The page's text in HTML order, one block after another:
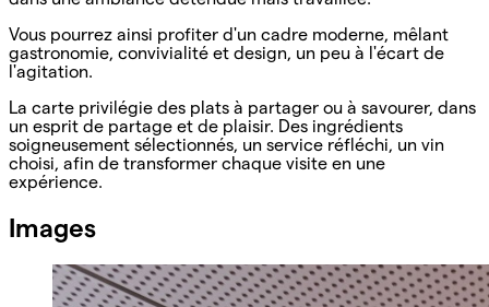
Vous pourrez ainsi profiter d'un cadre moderne, mêlant
gastronomie, convivialité et design, un peu à l'écart de
l'agitation.
La carte privilégie des plats à partager ou à savourer, dans
un esprit de partage et de plaisir. Des ingrédients
soigneusement sélectionnés, un service réfléchi, un vin
choisi, afin de transformer chaque visite en une
expérience.
Images